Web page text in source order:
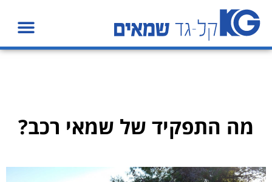
מה התפקיד של שמאי רכב?